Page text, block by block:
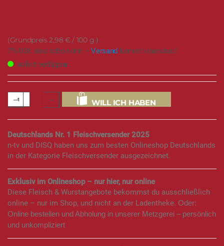
2,98 €/ 100 g
7% USt. sind schon drin –Versand kommt obendrauf.
sofort verfügbar
WILL ICH HABEN
Deutschlands Nr. 1 Fleischversender 2025
n-tv und DISQ haben uns zum besten Onlineshop Deutschlands
in der Kategorie Fleischversender ausgezeichnet.
Exklusiv im Onlineshop – nur hier, nur online
Diese Fleisch & Wurstangebote bekommst du ausschließlich
online – nur im Shop, und nicht an der Ladentheke. Oder:
Online bestellen und Abholung in unserer Metzgerei – persönlich
und unkompliziert